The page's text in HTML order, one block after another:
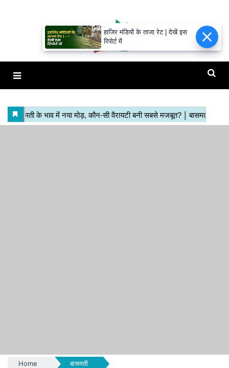
Home बासमती
हाजिर मंडियों के ताजा रेट | देखें इस
रिपोर्ट में